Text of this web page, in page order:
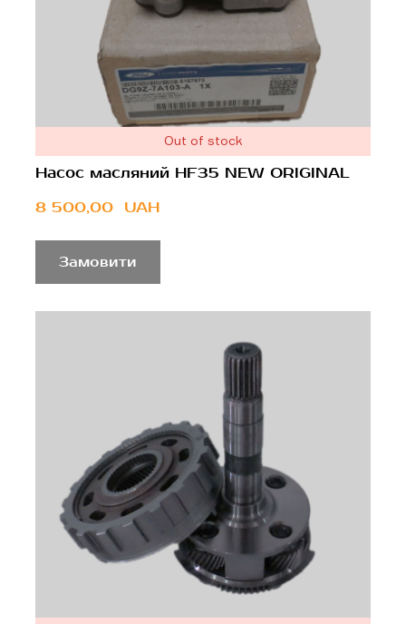
Out of stock
Насос масляний HF35 NEW ORIGINAL
8 500,00  UAH
Замовити